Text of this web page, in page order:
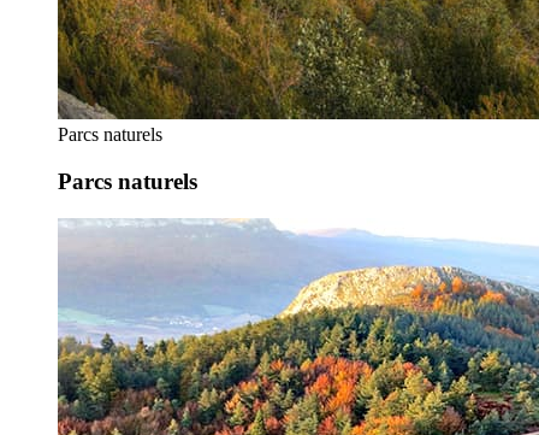
Parcs naturels
Parcs naturels